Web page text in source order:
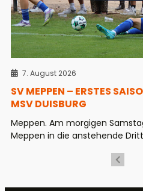
7. August 2026
SV MEPPEN – ERSTES
MSV DUISBURG
Meppen. Am morgigen
Meppen in die anstehende